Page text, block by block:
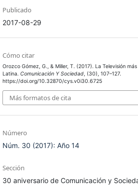
Publicado
2017-08-29
Cómo citar
Orozco Gómez, G., & Miller, T. (2017). La Televisión
Latina. Comunicación Y Sociedad, (30), 107–127.
https://doi.org/10.32870/cys.v0i30.6725
Más formatos de cita
Número
Núm. 30 (2017): Año 14
Sección
30 aniversario de Comunicación y